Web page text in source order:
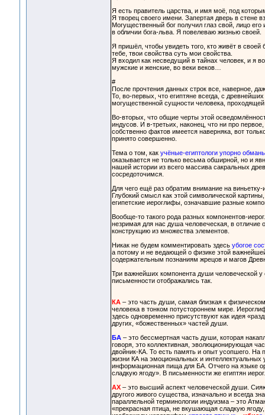
Я есть правитель царства, и имя моё, под
Я творец своего имени. Запертая дверь в стене
Могущественный бог получил глаз свой, лицо
в обличии бога-льва. Я повелеваю жизнью своей.
Я пришёл, чтобы увидеть того, кто живёт в
тебе, твои свойства суть мои свойства.
Я входил как несведущий в тайнах человек, и я
мужские и женские, во веки веков…
#
После прочтения данных строк все, наверное,
То, во-первых, что египтяне всегда, с
могущественной сущности человека,
Во-вторых, что общие черты этой
индусов. И в-третьих, наконец, что ни про
собственно фактов имеется наверняка, вот
принято совершенно.
Тема о том, как учёные-египтологи упорно
оказывается не только весьма обширной, но и
нашей истории из всего массива сакральных
сосредоточимся.
Для чего ещё раз обратим внимание на
Глубокий смысл как этой символической
египетские иероглифы, означавшие разные
Вообще-то такого рода разных компонентов-
незримая для нас душа человеческая, в отличие
конструкцию из множества элементов.
Никак не будем комментировать здесь убогое
а потому и не ведающей о физике этой
содержательным познаниям жрецов и магов
Три важнейших компонента души человеческой у
письменности отображались так.
КА– это часть души, самая близкая к
человека в тонком потустороннем мире.
здесь одновременно присутствуют как идея
других, «божественных» частей души.
БА– это бессмертная часть души, которая
говоря, это коллективная, эволюционирующая
двойник-КА. То есть память и опыт усопшего. На
жизни КА на эмоциональных и
информационная пища для БА. Отчего на языке
сладкую ягоду». В письменности же египтян
АХ– это высший аспект человеческой души.
другого живого существа, изначально и
параллельной терминологии индуизма – это
«прекрасная птица, не вкушающая сладкую